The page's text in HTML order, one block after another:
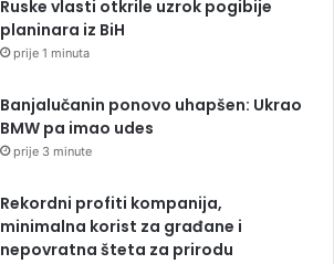
Ruske vlasti otkrile uzrok pogibije
planinara iz BiH
prije 1 minuta
Banjalučanin ponovo uhapšen: Ukrao
BMW pa imao udes
prije 3 minute
Rekordni profiti kompanija,
minimalna korist za građane i
nepovratna šteta za prirodu